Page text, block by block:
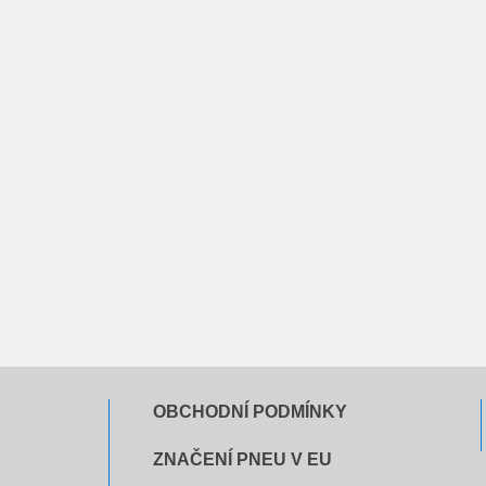
OBCHODNÍ PODMÍNKY
ZNAČENÍ PNEU V EU